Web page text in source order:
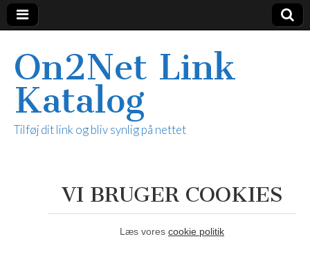
On2Net Link
Katalog
Tilføj dit link og bliv synlig på nettet
VI BRUGER COOKIES
Læs vores cookie politik